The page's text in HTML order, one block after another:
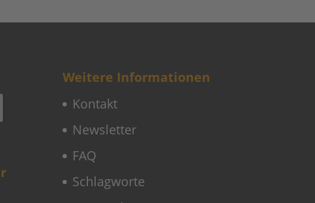
Weitere Informationen
Kontakt
Newsletter
FAQ
Schlagworte